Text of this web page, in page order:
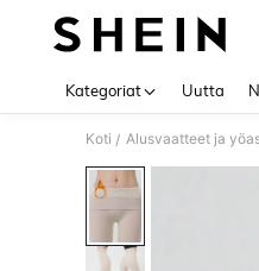
Kategoriat Uutta
Koti / Alusvaatteet ja